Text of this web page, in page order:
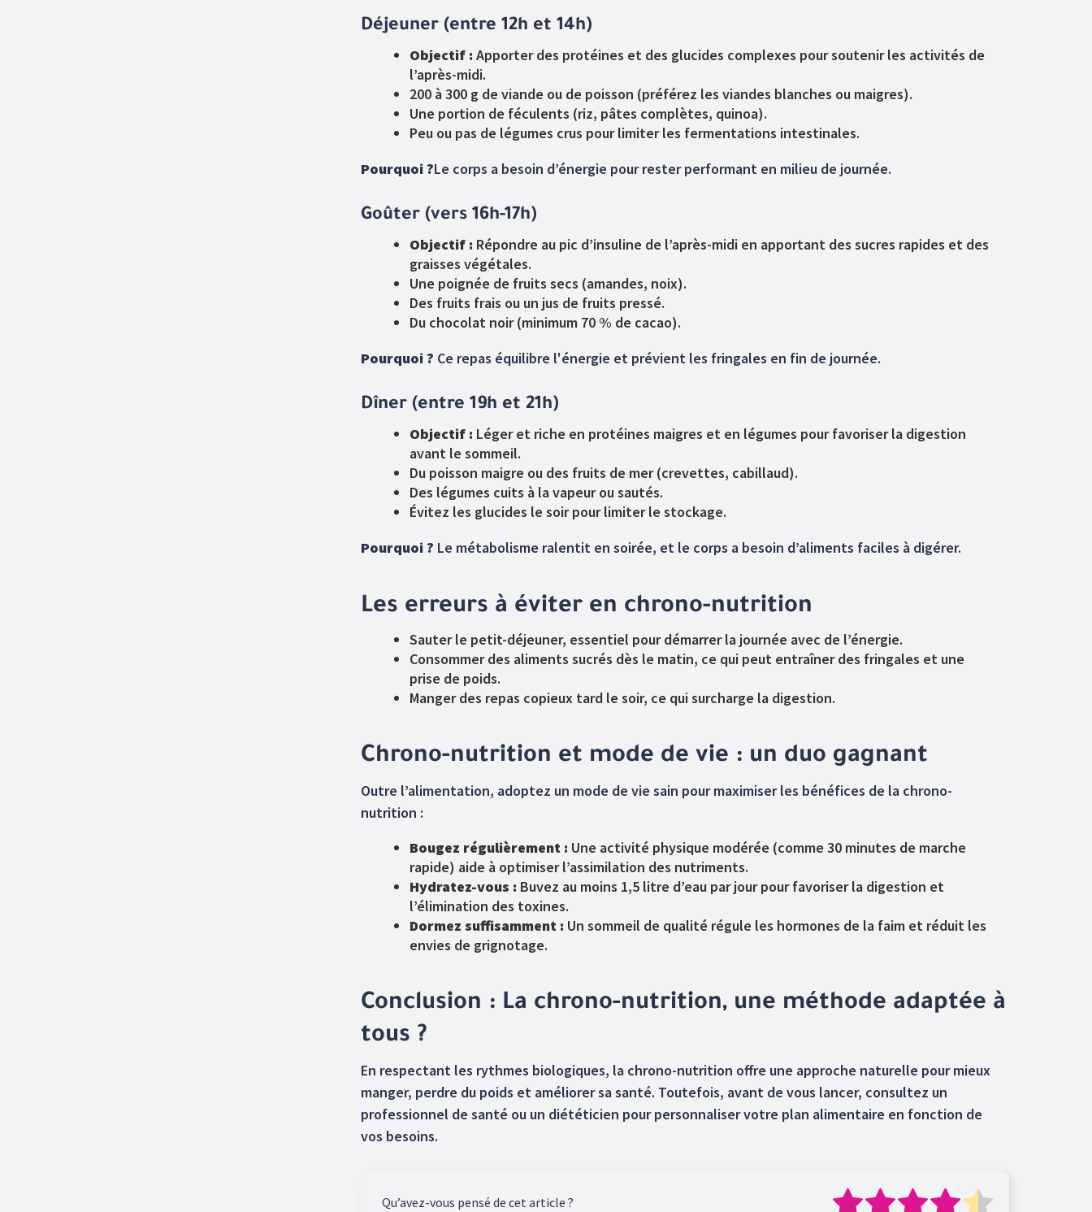
Déjeuner (entre 12h et 14h)
Objectif : Apporter des protéines et des glucides complexes pour soutenir les activités de
l’après-midi.
200 à 300 g de viande ou de poisson (préférez les viandes blanches ou maigres).
Une portion de féculents (riz, pâtes complètes, quinoa).
Peu ou pas de légumes crus pour limiter les fermentations intestinales.
Pourquoi ?Le corps a besoin d’énergie pour rester performant en milieu de journée.
Goûter (vers 16h-17h)
Objectif : Répondre au pic d’insuline de l’après-midi en apportant des sucres rapides et des
graisses végétales.
Une poignée de fruits secs (amandes, noix).
Des fruits frais ou un jus de fruits pressé.
Du chocolat noir (minimum 70 % de cacao).
Pourquoi ? Ce repas équilibre l'énergie et prévient les fringales en fin de journée.
Dîner (entre 19h et 21h)
Objectif : Léger et riche en protéines maigres et en légumes pour favoriser la digestion
avant le sommeil.
Du poisson maigre ou des fruits de mer (crevettes, cabillaud).
Des légumes cuits à la vapeur ou sautés.
Évitez les glucides le soir pour limiter le stockage.
Pourquoi ? Le métabolisme ralentit en soirée, et le corps a besoin d’aliments faciles à digérer.
Les erreurs à éviter en chrono-nutrition
Sauter le petit-déjeuner, essentiel pour démarrer la journée avec de l’énergie.
Consommer des aliments sucrés dès le matin, ce qui peut entraîner des fringales et une
prise de poids.
Manger des repas copieux tard le soir, ce qui surcharge la digestion.
Chrono-nutrition et mode de vie : un duo gagnant
Outre l’alimentation, adoptez un mode de vie sain pour maximiser les bénéfices de la chrono-
nutrition :
Bougez régulièrement : Une activité physique modérée (comme 30 minutes de marche
rapide) aide à optimiser l’assimilation des nutriments.
Hydratez-vous : Buvez au moins 1,5 litre d’eau par jour pour favoriser la digestion et
l’élimination des toxines.
Dormez suffisamment : Un sommeil de qualité régule les hormones de la faim et réduit les
envies de grignotage.
Conclusion : La chrono-nutrition, une méthode adaptée à
tous ?
En respectant les rythmes biologiques, la chrono-nutrition offre une approche naturelle pour mieux
manger, perdre du poids et améliorer sa santé. Toutefois, avant de vous lancer, consultez un
professionnel de santé ou un diététicien pour personnaliser votre plan alimentaire en fonction de
vos besoins.
Qu’avez-vous pensé de cet article ?